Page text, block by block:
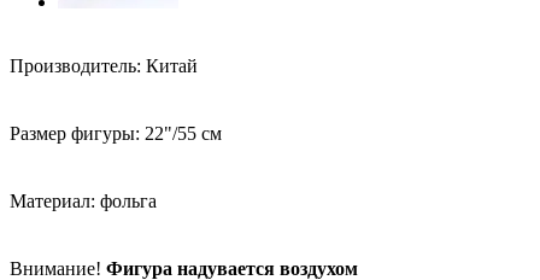
Производитель: Китай
Размер фигуры: 22"/55 см
Материал: фольга
Внимание! Фигура надувается воздухом